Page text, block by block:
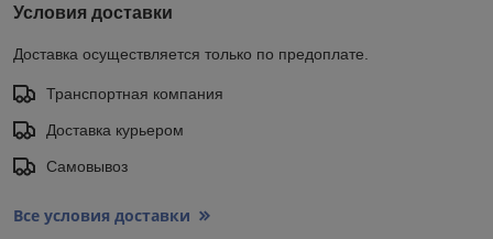
Условия доставки
Доставка осуществляется только по предоплате.
Транспортная компания
Доставка курьером
Самовывоз
Все условия доставки